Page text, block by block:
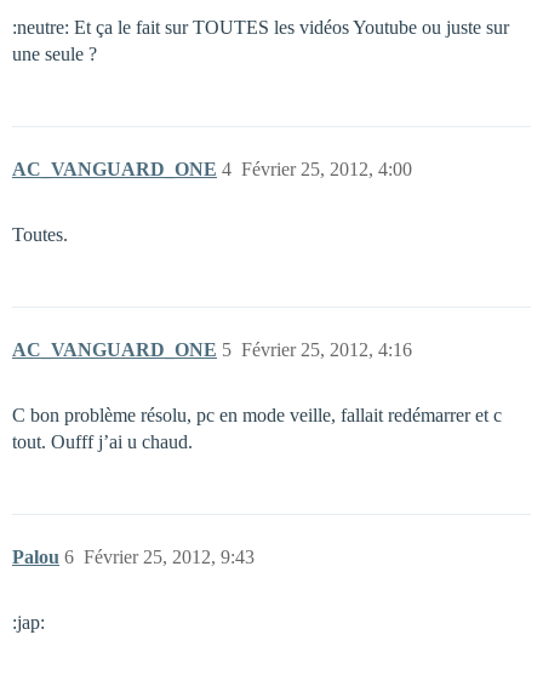
:neutre: Et ça le fait sur TOUTES les vidéos Youtube ou juste sur
une seule ?
AC_VANGUARD_ONE Février 25, 2012, 4:00
4
Toutes.
AC_VANGUARD_ONE Février 25, 2012, 4:16
5
C bon problème résolu, pc en mode veille, fallait redémarrer et c
tout. Oufff j’ai u chaud.
Palou Février 25, 2012, 9:43
6
:jap: